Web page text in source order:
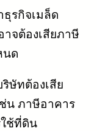
ธุรกิจเมล็ด
จต้องเสียภาษี
นด
ษัทต้องเสีย
น ภาษีอาคาร
ช้ที่ดิน